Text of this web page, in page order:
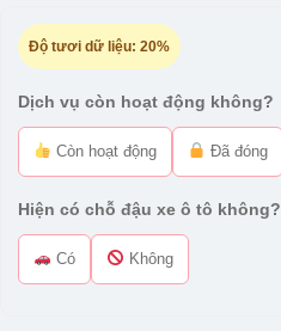
Độ tươi dữ liệu: 20%
Dịch vụ còn hoạt động không?
Còn hoạt động Đã đóng
Hiện có chỗ đậu xe ô tô không?
Có Không